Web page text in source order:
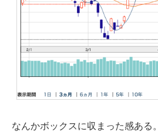
なんかボックスに収まった感ある。